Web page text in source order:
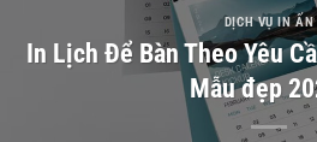
DỊCH VỤ IN ẤN
In Lịch Để Bàn Theo Yêu
Mẫu đẹp